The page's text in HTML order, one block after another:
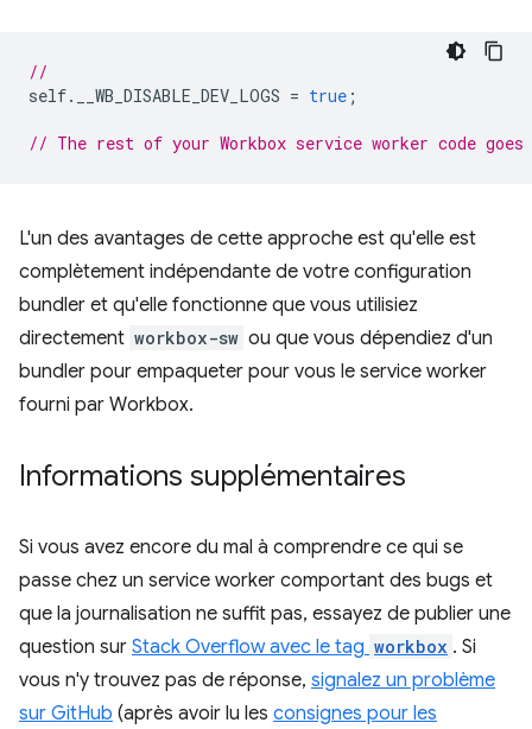
//
self. __WB_DISABLE_DEV_LOGS = true ;
// The rest of your Workbox service worker code goes
L'un des avantages de cette approche est qu'elle est
complètement indépendante de votre configuration
bundler et qu'elle fonctionne que vous utilisiez
directement workbox-sw ou que vous dépendiez d'un
bundler pour empaqueter pour vous le service worker
fourni par Workbox.
Informations supplémentaires
Si vous avez encore du mal à comprendre ce qui se
passe chez un service worker comportant des bugs et
que la journalisation ne suffit pas, essayez de publier une
question sur Stack Overflow avec le tag workbox . Si
vous n'y trouvez pas de réponse, signalez un problème
sur GitHub (après avoir lu les consignes pour les